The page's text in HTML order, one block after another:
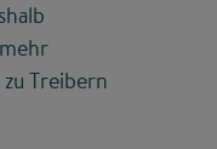
Treibern